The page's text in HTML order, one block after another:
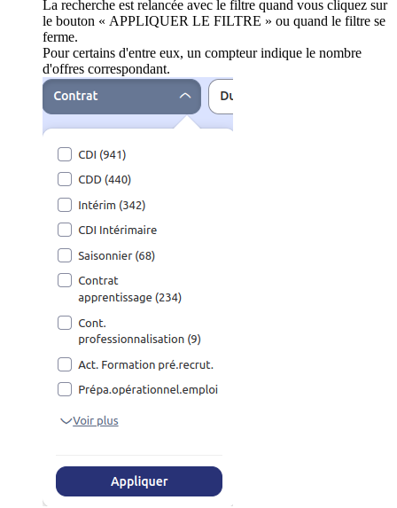
La recherche est relancée avec le filtre quand vous cliquez sur
le bouton « APPLIQUER LE FILTRE » ou quand le filtre se
ferme.
Pour certains d'entre eux, un compteur indique le nombre
d'offres correspondant.